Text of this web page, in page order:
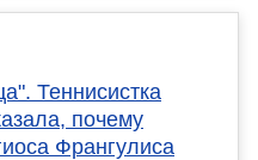
Теннисистка
почему
Франгулиса